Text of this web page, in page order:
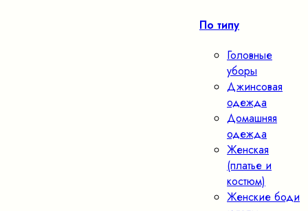
По типу
Головные
уборы
Джинсовая
одежда
Домашняя
одежда
Женская
(платье и
костюм)
Женские боди